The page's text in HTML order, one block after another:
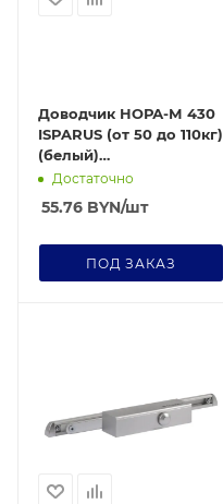
Доводчик НОРА-М 430
ISPARUS (от 50 до 110кг)
(белый)
морозостойкий
Достаточно
55.76 BYN/шт
ПОД ЗАКАЗ